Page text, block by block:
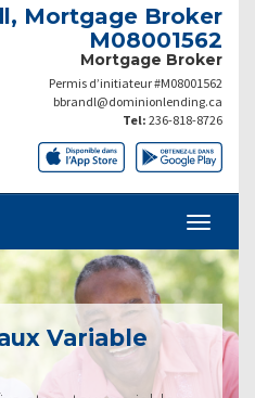
Mortgage Broker
M08001562
Mortgage Broker
Permis d’initiateur #M08001562
bbrandl@dominionlending.ca
Tel: 236-818-8726
Variable